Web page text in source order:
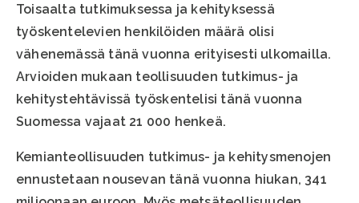
Toisaalta tutkimuksessa ja kehityksessä
työskentelevien henkilöiden määrä olisi
vähenemässä tänä vuonna erityisesti ulkomailla.
Arvioiden mukaan teollisuuden tutkimus- ja
kehitystehtävissä työskentelisi tänä vuonna
Suomessa vajaat 21 000 henkeä.
Kemianteollisuuden tutkimus- ja kehitysmenojen
ennustetaan nousevan tänä vuonna hiukan, 341